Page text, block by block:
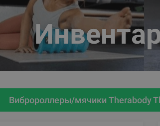
Вибророллеры/мячики Therabody